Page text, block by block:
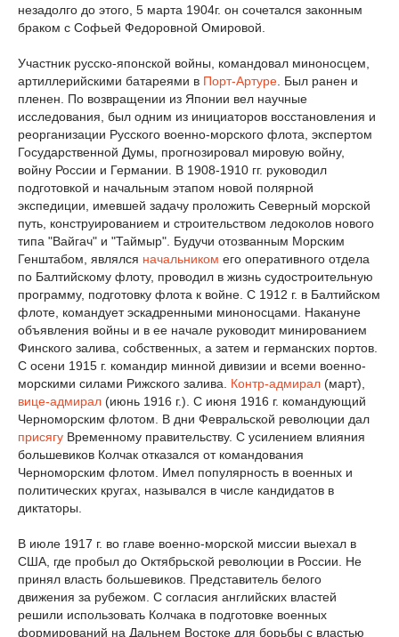
незадолго до этого, 5 марта 1904г. он сочетался законным
браком с Софьей Федоровной Омировой.
Участник русско-японской войны, командовал миноносцем,
артиллерийскими батареями в Порт-Артуре . Был ранен и
пленен. По возвращении из Японии вел научные
исследования, был одним из инициаторов восстановления и
реорганизации Русского военно-морского флота, экспертом
Государственной Думы, прогнозировал мировую войну,
войну России и Германии. В 1908-1910 гг. руководил
подготовкой и начальным этапом новой полярной
экспедиции, имевшей задачу проложить Северный морской
путь, конструированием и строительством ледоколов нового
типа "Вайгач" и "Таймыр". Будучи отозванным Морским
Генштабом, являлся начальником его оперативного отдела
по Балтийскому флоту, проводил в жизнь судостроительную
программу, подготовку флота к войне. С 1912 г. в Балтийском
флоте, командует эскадренными миноносцами. Накануне
объявления войны и в ее начале руководит минированием
Финского залива, собственных, а затем и германских портов.
С осени 1915 г. командир минной дивизии и всеми военно-
морскими силами Рижского залива. Контр-адмирал (март),
вице-адмирал (июнь 1916 г.). С июня 1916 г. командующий
Черноморским флотом. В дни Февральской революции дал
присягу Временному правительству. С усилением влияния
большевиков Колчак отказался от командования
Черноморским флотом. Имел популярность в военных и
политических кругах, назывался в числе кандидатов в
диктаторы.
В июле 1917 г. во главе военно-морской миссии выехал в
США, где пробыл до Октябрьской революции в России. Не
принял власть большевиков. Представитель белого
движения за рубежом. С согласия английских властей
решили использовать Колчака в подготовке военных
формирований на Дальнем Востоке для борьбы с властью